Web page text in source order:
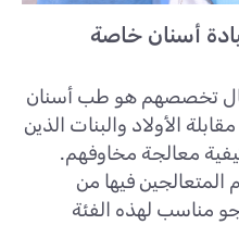
أسنان خاصة
تخصصهم هو طب أسنان
الأولاد والبنات الذين
معالجة مخاوفهم.
فيها من
مناسب لهذه الفئة